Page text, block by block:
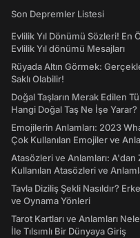
Son Depremler Listesi
Evlilik Yıl Dönümü Sözleri! En
Evlilik Yıl dönümü Mesajları
Rüyada Altın Görmek:
Saklı Olabilir!
Doğal Taşların Merak Edilen
Hangi Doğal Taş Ne İşe Yarar?
Emojilerin Anlamları: 2023
Çok Kullanılan Emojiler ve
Atasözleri ve Anlamları: A'dan
Kullanılan Atasözleri ve
Tavla Diziliş Şekli Nasıldır?
ve Oynama Yönleri
Tarot Kartları ve Anlamları
İle Tılsımlı Bir Dünyaya Giriş